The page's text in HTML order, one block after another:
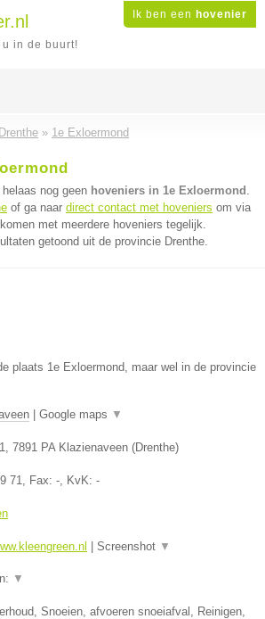
Ik ben een hovenier
in de buurt!
Drenthe » 1e Exloermond
nog geen hoveniers in 1e Exloermond .
of ga naar direct contact met hoveniers om via
met meerdere hoveniers tegelijk.
getoond uit de provincie Drenthe.
plaats 1e Exloermond, maar wel in de provincie
Google maps ▼
, 7891 PA Klazienaveen (Drenthe)
71, Fax: -, KvK: -
Screenshot ▼
▼
Snoeien, afvoeren snoeiafval, Reinigen,